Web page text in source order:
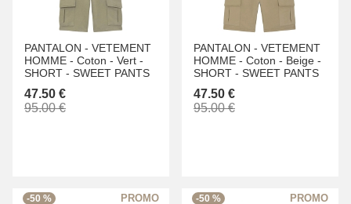
PANTALON - VETEMENT
HOMME - Coton - Vert -
SHORT - SWEET PANTS
47.50 €
95.00 €
PANTALON - VETEMENT
HOMME - Coton - Beige -
SHORT - SWEET PANTS
47.50 €
95.00 €
-50 % -50 %